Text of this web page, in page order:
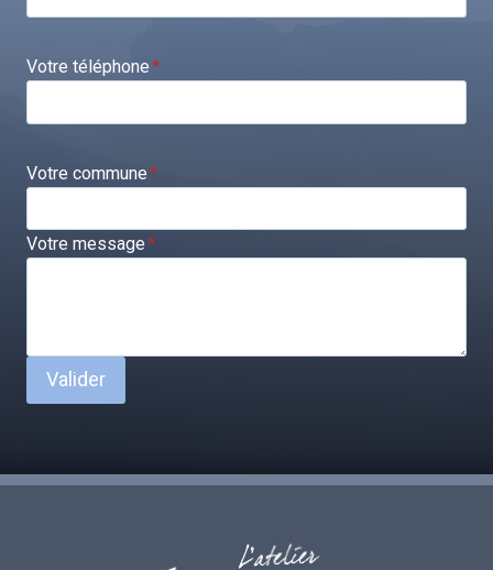
Votre téléphone*
Votre commune*
Votre message*
Valider